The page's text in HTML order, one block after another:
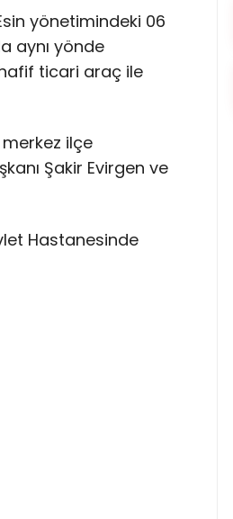
yönetimindeki 06
aynı yönde
ticari araç ile
ilçe
Şakir Evirgen ve
Hastanesinde